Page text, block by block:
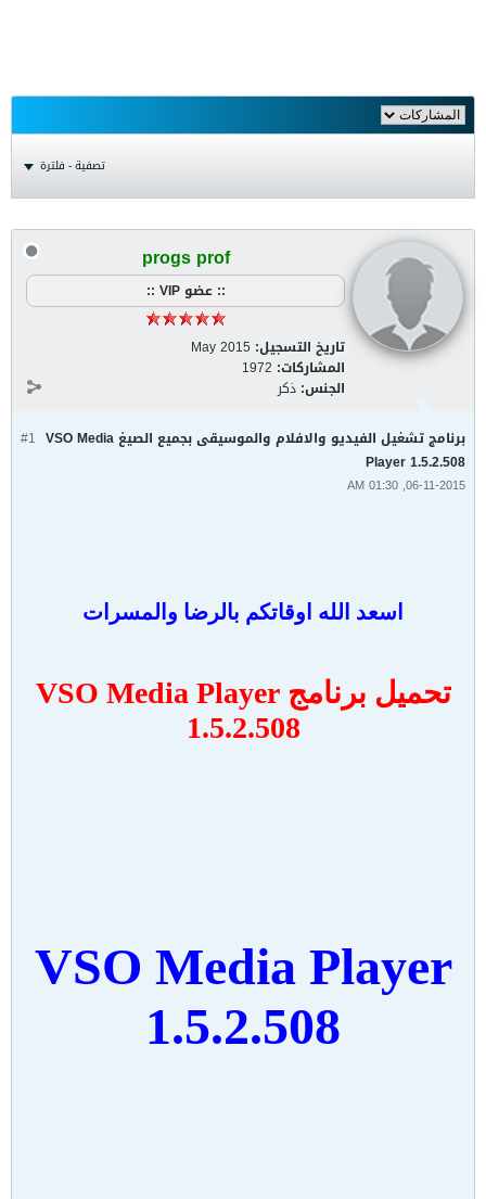
تصفية - فلترة
progs prof
:: عضو VIP ::
تاريخ التسجيل: May 2015
المشاركات: 1972
الجنس: ذكر
#1 برنامج تشغيل الفيديو والافلام والموسيقى بجميع الصيغ VSO Media
Player 1.5.2.508
06-11-2015, 01:30 AM
اسعد الله اوقاتكم بالرضا والمسرات
تحميل برنامجVSO Media Player
1.5.2.508
VSO Media Player
1.5.2.508